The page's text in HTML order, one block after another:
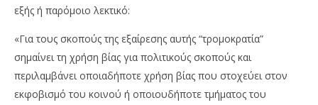
εξής ή παρόμοιο λεκτικό:
«Για τους σκοπούς της εξαίρεσης αυτής “τρομοκρατία”
σημαίνει τη χρήση βίας για πολιτικούς σκοπούς και
περιλαμβάνει οποιαδήποτε χρήση βίας που στοχεύει στον
εκφοβισμό του κοινού ή οποιουδήποτε τμήματος του